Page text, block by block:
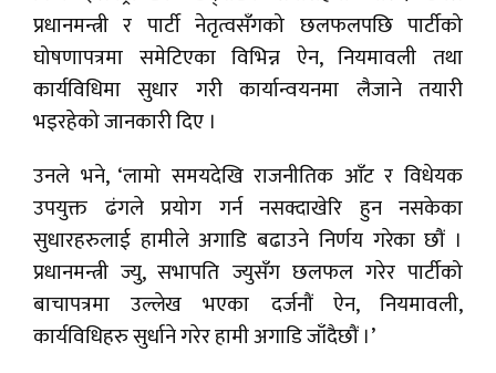
प्रधानमन्त्री र पार्टी नेतृत्वसँगको छलफलपछि पार्टीको
घोषणापत्रमा समेटिएका विभिन्न ऐन, नियमावली तथा
कार्यविधिमा सुधार गरी कार्यान्वयनमा लैजाने तयारी
भइरहेको जानकारी दिए ।
उनले भने, ‘लामो समयदेखि राजनीतिक आँट र विधेयक
उपयुक्त ढंगले प्रयोग गर्न नसक्दाखेरि हुन नसकेका
सुधारहरुलाई हामीले अगाडि बढाउने निर्णय गरेका छौं ।
प्रधानमन्त्री ज्यु, सभापति ज्युसँग छलफल गरेर पार्टीको
बाचापत्रमा उल्लेख भएका दर्जनौं ऐन, नियमावली,
कार्यविधिहरु सुर्धाने गरेर हामी अगाडि जाँदैछौं ।’